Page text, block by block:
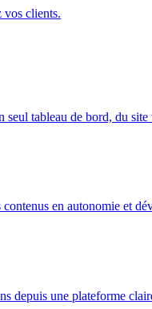
vos clients.
tableau de bord, du site
en autonomie et
depuis une plateforme